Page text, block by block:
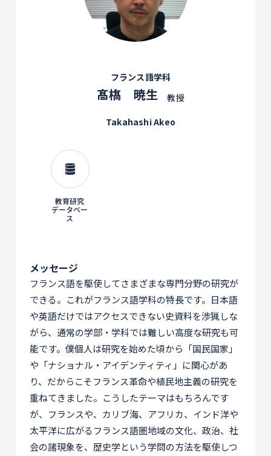
フランス語学科
髙𣘺 暁生
教授
Takahashi Akeo
教育研究
データベー
ス
メッセージ
フランス語を駆使してさまざまな専門分野の研究が
できる。これがフランス語学科の特長です。日本語
や英語だけではアクセスできない史資料を渉猟しな
がら、通常の学部・学科では難しい高度な研究も可
能です。僕個人は研究を始めた頃から「国民国家」
や「ナショナル・アイデンティティ」に関心があ
り、だからこそフランス革命や植民地主義の研究を
重ねてきました。こうしたテーマはもちろんです
が、フランスや、カリブ海、アフリカ、インド洋や
太平洋に広がるフランス語圏地域の文化、政治、社
会の諸現象を、歴史学という学問の方法を駆使しつ